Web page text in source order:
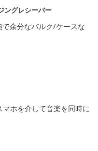
ングレシーバー
で余分なバルク/ケースな
ホを介して音楽を同時に